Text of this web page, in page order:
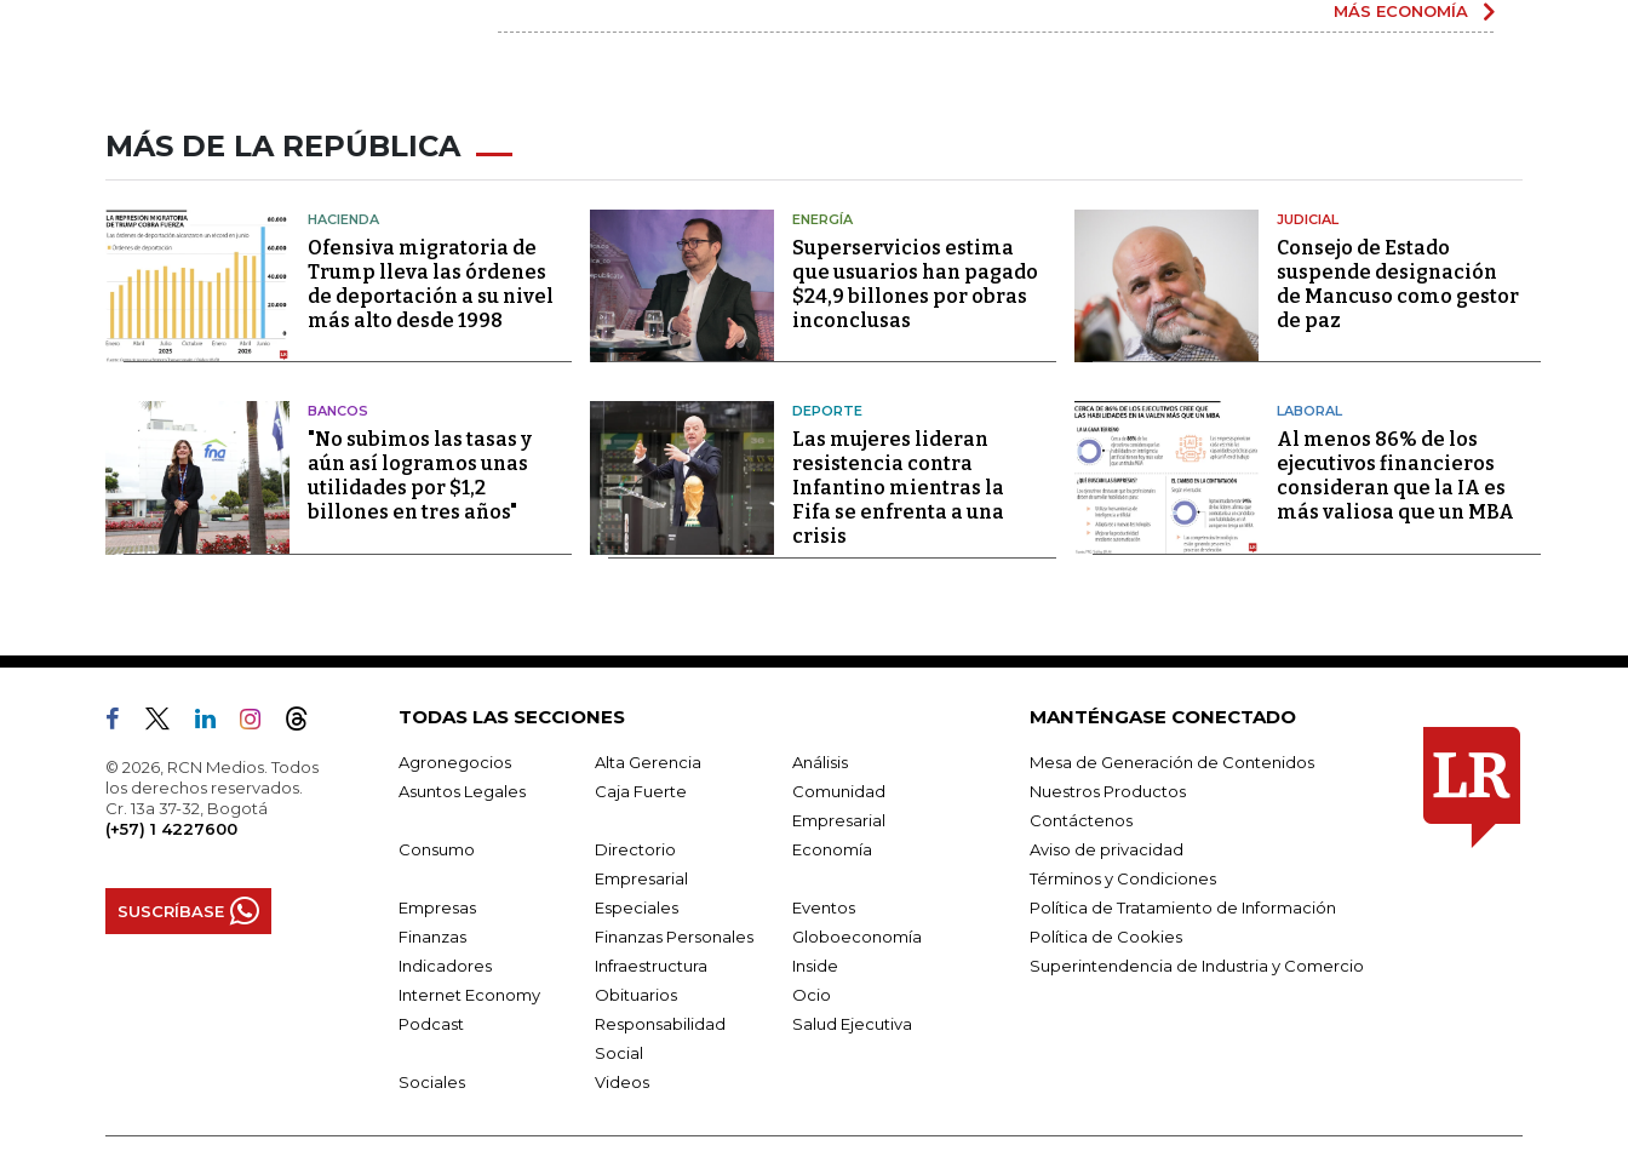
MÁS ECONOMÍA
MÁS DE LA REPÚBLICA
HACIENDA
Ofensiva migratoria de
Trump lleva las órdenes
de deportación a su nivel
más alto desde 1998
ENERGÍA
Superservicios estima
que usuarios han pagado
$24,9 billones por obras
inconclusas
JUDICIAL
Consejo de Estado
suspende designación
de Mancuso como gestor
de paz
BANCOS
"No subimos las tasas y
aún así logramos unas
utilidades por $1,2
billones en tres años"
DEPORTE
Las mujeres lideran
resistencia contra
Infantino mientras la
Fifa se enfrenta a una
crisis
LABORAL
Al menos 86% de los
ejecutivos financieros
consideran que la IA es
más valiosa que un MBA
© 2026, RCN Medios. Todos
los derechos reservados.
Cr. 13a 37-32, Bogotá
(+57) 1 4227600
SUSCRÍBASE
TODAS LAS SECCIONES
Agronegocios Alta Gerencia
Análisis
Asuntos Legales
Caja Fuerte
Comunidad
Empresarial
Consumo
Directorio
Empresarial
Economía
Empresas Especiales
Eventos
Finanzas
Finanzas Personales
Globoeconomía
Indicadores
Infraestructura
Inside
Internet Economy
Obituarios
Ocio
Podcast
Responsabilidad
Social
Salud Ejecutiva
Sociales Videos
MANTÉNGASE CONECTADO
Mesa de Generación de Contenidos
Nuestros Productos
Contáctenos
Aviso de privacidad
Términos y Condiciones
Política de Tratamiento de Información
Política de Cookies
Superintendencia de Industria y Comercio